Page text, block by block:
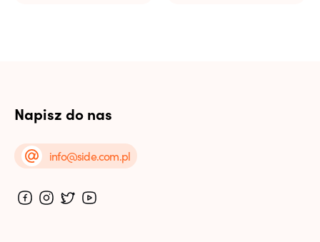
Napisz do nas
info@side.com.pl